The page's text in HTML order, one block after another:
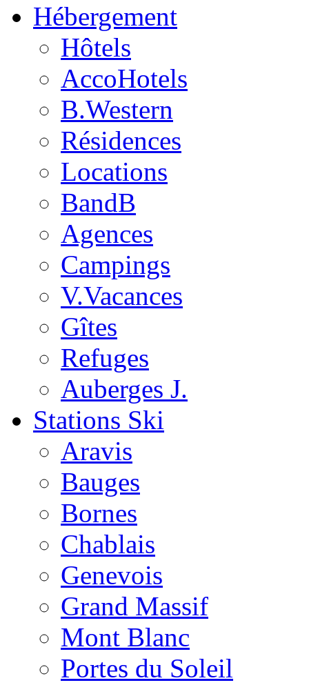
Hébergement
Hôtels
AccoHotels
B.Western
Résidences
Locations
BandB
Agences
Campings
V.Vacances
Gîtes
Refuges
Auberges J.
Stations Ski
Aravis
Bauges
Bornes
Chablais
Genevois
Grand Massif
Mont Blanc
Portes du Soleil